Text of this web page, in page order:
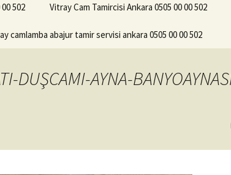
502 Vitray Cam Tamircisi Ankara 0505 00 00 502
camlamba abajur tamir servisi ankara 0505 00 00 502
DUŞCAMI-AYNA-